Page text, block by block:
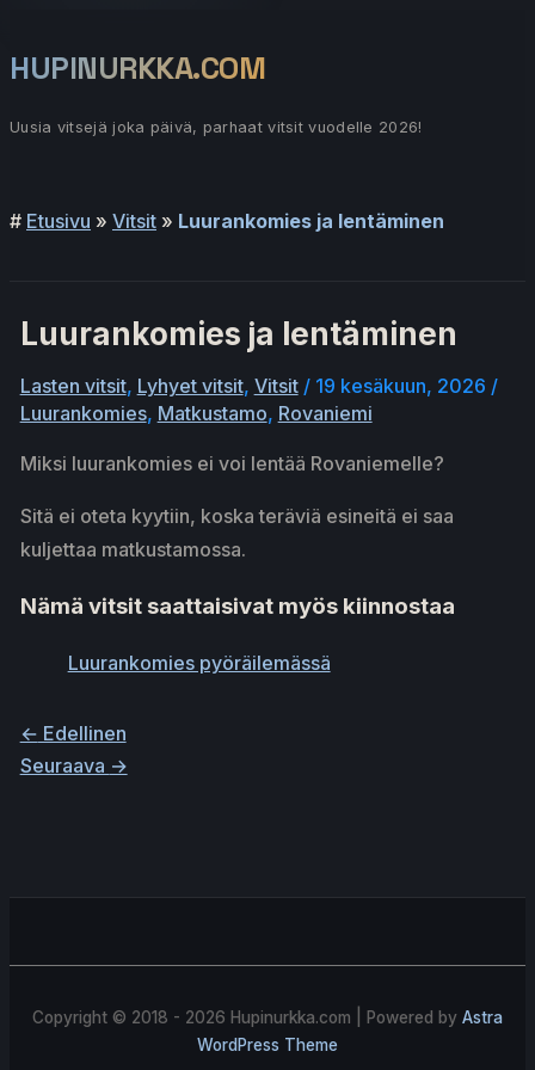
sisältöön
HUPINURKKA.COM
Uusia vitsejä joka päivä, parhaat vitsit vuodelle 2026!
# Etusivu » Vitsit » Luurankomies ja lentäminen
Luurankomies ja lentäminen
Lasten vitsit, Lyhyet vitsit, Vitsit/ 19 kesäkuun, 2026 /
Luurankomies, Matkustamo, Rovaniemi
Miksi luurankomies ei voi lentää Rovaniemelle?
Sitä ei oteta kyytiin, koska teräviä esineitä ei saa
kuljettaa matkustamossa.
Nämä vitsit saattaisivat myös kiinnostaa
Luurankomies pyöräilemässä
← Edellinen
Seuraava →
Copyright © 2018 - 2026 Hupinurkka.com | Powered by Astra
WordPress Theme